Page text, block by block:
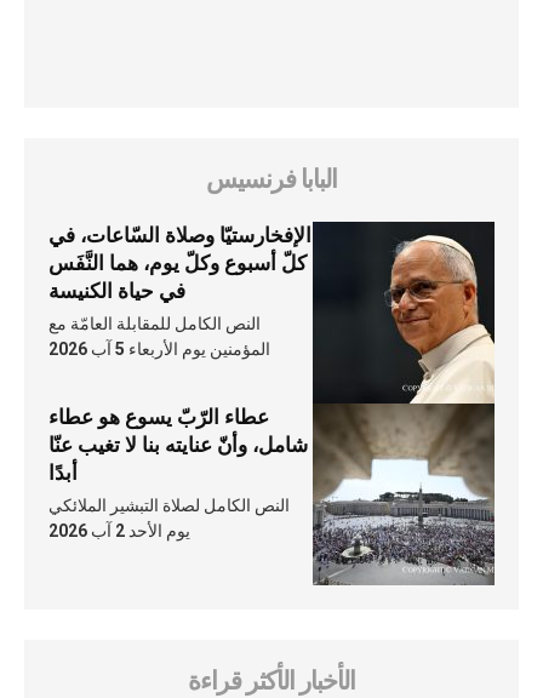
البابا فرنسيس
الإفخارستيّا وصلاة السّاعات، في
كلّ أسبوع وكلّ يوم، هما النَّفَس
في حياة الكنيسة
النص الكامل للمقابلة العامّة مع
المؤمنين يوم الأربعاء 5 آب 2026
عطاء الرّبّ يسوع هو عطاء
شامل، وأنّ عنايته بنا لا تغيب عنّا
أبدًا
النص الكامل لصلاة التبشير الملائكي
يوم الأحد 2 آب 2026
الأخبار الأكثر قراءة